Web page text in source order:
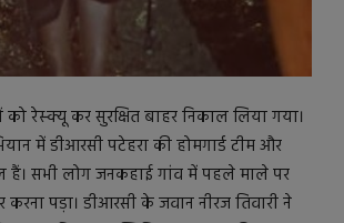
रेस्क्यू कर सुरक्षित बाहर निकाल लिया गया।
में डीआरसी पटेहरा की होमगार्ड टीम और
हैं। सभी लोग जनकहाई गांव में पहले माले पर
पड़ा। डीआरसी के जवान नीरज तिवारी ने